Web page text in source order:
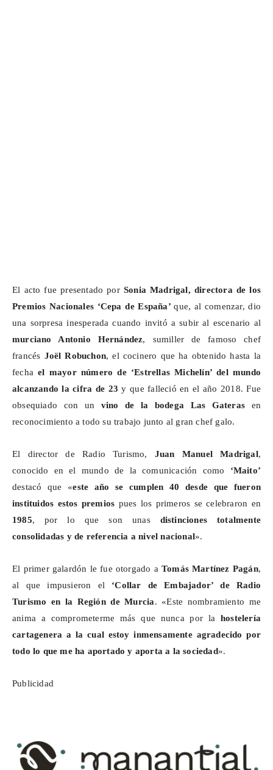
El acto fue presentado por Sonia Madrigal, directora de los
Premios Nacionales ‘Cepa de España’que, al comenzar, dio
una sorpresa inesperada cuando invitó a subir al escenario al
murciano Antonio Hernández, sumiller de famoso chef
francés Joël Robuchon, el cocinero que ha obtenido hasta la
fechael mayor número de ‘Estrellas Michelín’ del mundo
alcanzando la cifra de 23y que falleció en el año 2018. Fue
obsequiado con un vino de la bodega Las Gateras en
reconocimiento a todo su trabajo junto al gran chef galo.
El director de Radio Turismo, Juan Manuel Madrigal,
conocido en el mundo de la comunicación como ‘Maito’
destacó que «este año se cumplen 40 desde que fueron
instituidos estos premios pues los primeros se celebraron en
1985, por lo que son unas distinciones totalmente
consolidadas y de referencia a nivel nacional».
El primer galardón le fue otorgado a Tomás Martínez Pagán,
al que impusieron el ‘Collar de Embajador’ de Radio
Turismo en la Región de Murcia. «Este nombramiento me
anima a comprometerme más que nunca por la hostelería
cartagenera a la cual estoy inmensamente agradecido por
todo lo que me ha aportado y aporta a la sociedad».
Publicidad